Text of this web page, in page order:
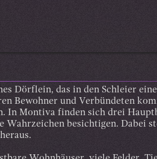
Dörflein, das in den Schleier
Bewohner und Verbündeten
In Montiva finden sich drei
Wahrzeichen besichtigen. Dabei